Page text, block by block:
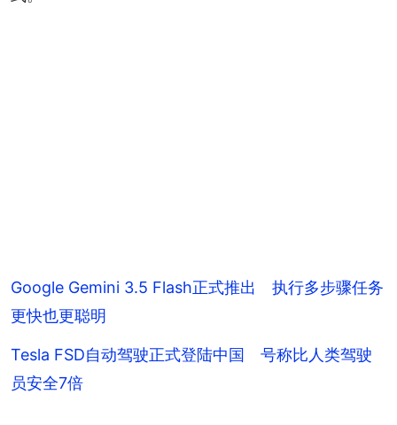
Google Gemini 3.5 Flash正式推出 执行多步骤任务
更快也更聪明
Tesla FSD自动驾驶正式登陆中国 号称比人类驾驶
员安全7倍